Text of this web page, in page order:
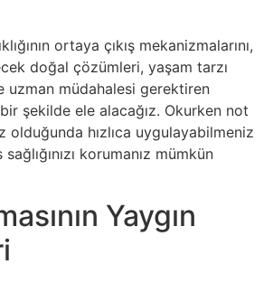
ortaya çıkış mekanizmalarını,
doğal çözümleri, yaşam tarzı
uzman müdahalesi gerektiren
bir şekilde ele alacağız. Okurken not
olduğunda hızlıca uygulayabilmeniz
korumanız mümkün
Yaygın